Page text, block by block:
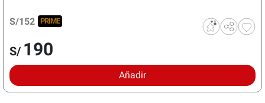
S/152 PRIME
S/ 190
Añadir